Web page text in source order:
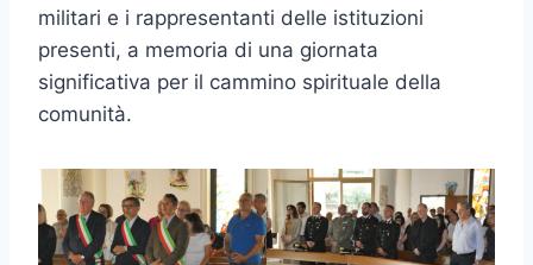
militari e i rappresentanti delle istituzioni
presenti, a memoria di una giornata
significativa per il cammino spirituale della
comunità.